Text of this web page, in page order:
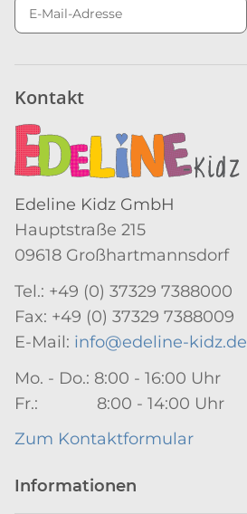
Kontakt
Edeline Kidz GmbH
Hauptstraße 215
09618 Großhartmannsdorf
Tel.: +49 (0) 37329 7388000
Fax: +49 (0) 37329 7388009
E-Mail: info@edeline-kidz.de
Mo. - Do.: 8:00 - 16:00 Uhr
Fr.: 8:00 - 14:00 Uhr
Zum Kontaktformular
Informationen